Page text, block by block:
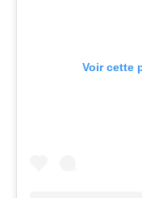
Voir cette